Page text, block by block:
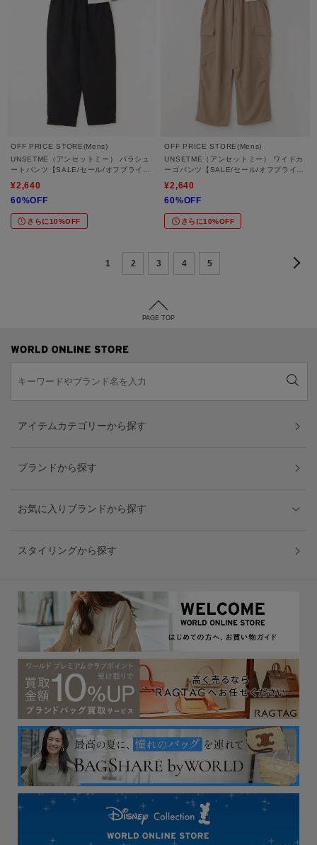
OFF PRICE STORE(Mens)
UNSETME（アンセットミー） パラシュ
ートパンツ【SALE/セール/オフプライ
¥2,640
60%OFF
さらに10%OFF
OFF PRICE STORE(Mens)
UNSETME（アンセットミー） ワイドカ
ーゴパンツ【SALE/セール/オフプライ
¥2,640
60%OFF
さらに10%OFF
1 2 3 4 5
PAGE TOP
アイテムカテゴリーから探す
ブランドから探す
お気に入りブランドから探す
スタイリングから探す